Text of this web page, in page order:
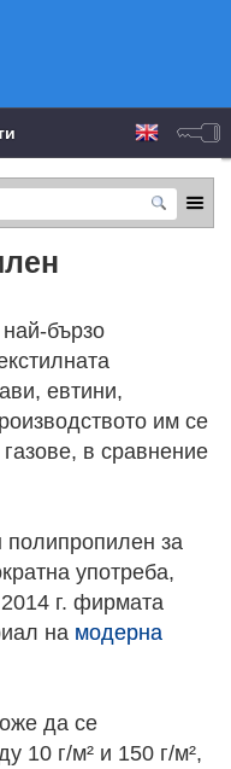
бързо
евтини,
им се
в сравнение
полипропилен за
употреба,
г. фирмата
на модерна
да се
10 г/м² и 150 г/м²,